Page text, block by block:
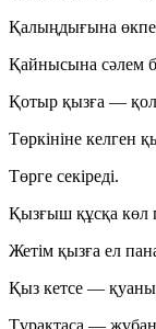
Қалыңдығына
Қайнысына сәлем
Қотыр қызға —
Төркініне келген
Төрге секіреді.
Қызғыш құсқа көл
Жетім қызға ел
Қыз кетсе —
Тұрақтаса —